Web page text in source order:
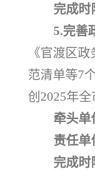
完成时
5.完善
《官渡区
范清单等7
创 2025年全
牵头单
责任单
完成时